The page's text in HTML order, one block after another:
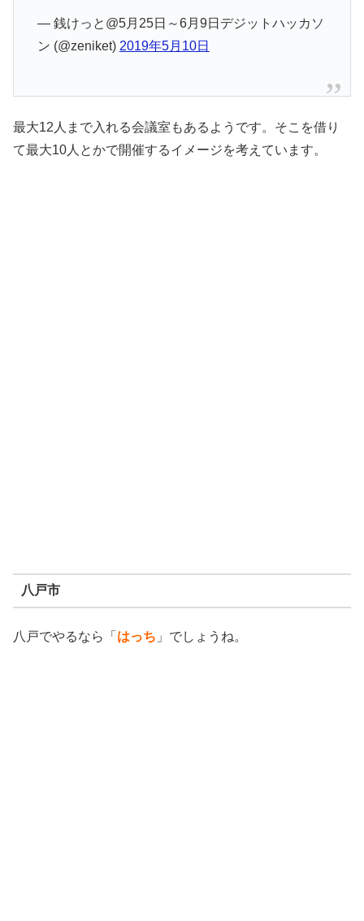
— 銭けっと@5月25日～6月9日デジットハッカソ
ン (@zeniket) 2019年5月10日
最大12人まで入れる会議室もあるようです。そこを借り
て最大10人とかで開催するイメージを考えています。
八戸市
八戸でやるなら「 はっち 」でしょうね。